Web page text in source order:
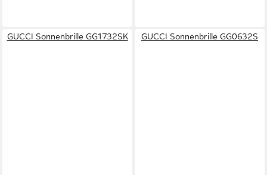
GUCCI Sonnenbrille GG1732SK GUCCI Sonnenbrille GG0632S